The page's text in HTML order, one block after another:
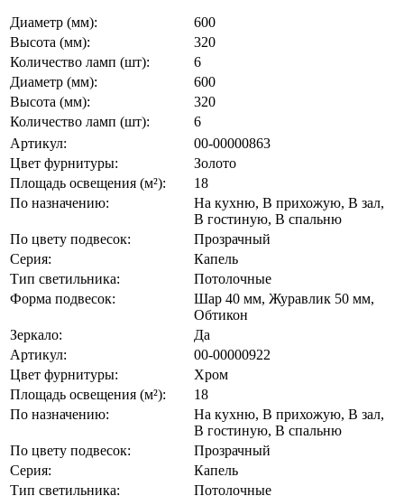
Диаметр (мм):
600
Высота (мм):
320
Количество ламп (шт):
6
Диаметр (мм):
600
Высота (мм):
320
Количество ламп (шт):
6
Артикул:
00-00000863
Цвет фурнитуры:
Золото
Площадь освещения (м²):
18
По назначению:
На кухню, В прихожую, В зал,
В гостиную, В спальню
По цвету подвесок:
Прозрачный
Серия:
Капель
Тип светильника:
Потолочные
Форма подвесок:
Шар 40 мм, Журавлик 50 мм,
Обтикон
Зеркало:
Да
Артикул:
00-00000922
Цвет фурнитуры:
Хром
Площадь освещения (м²):
18
По назначению:
На кухню, В прихожую, В зал,
В гостиную, В спальню
По цвету подвесок:
Прозрачный
Серия:
Капель
Тип светильника:
Потолочные